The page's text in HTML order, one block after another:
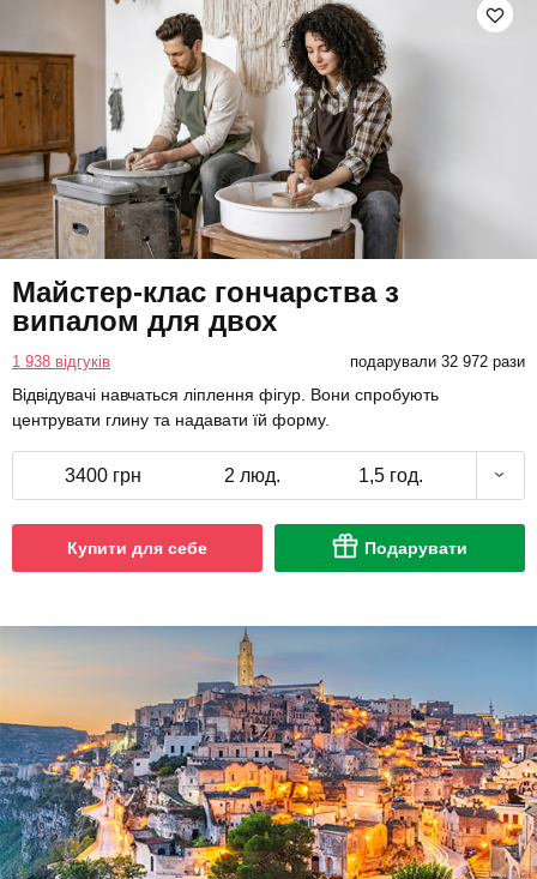
Майстер-клас гончарства з
випалом для двох
1 938 відгуків подарували 32 972 рази
Відвідувачі навчаться ліплення фігур. Вони спробують
центрувати глину та надавати їй форму.
3400 грн 2 люд. 1,5 год.
Купити для себе Подарувати